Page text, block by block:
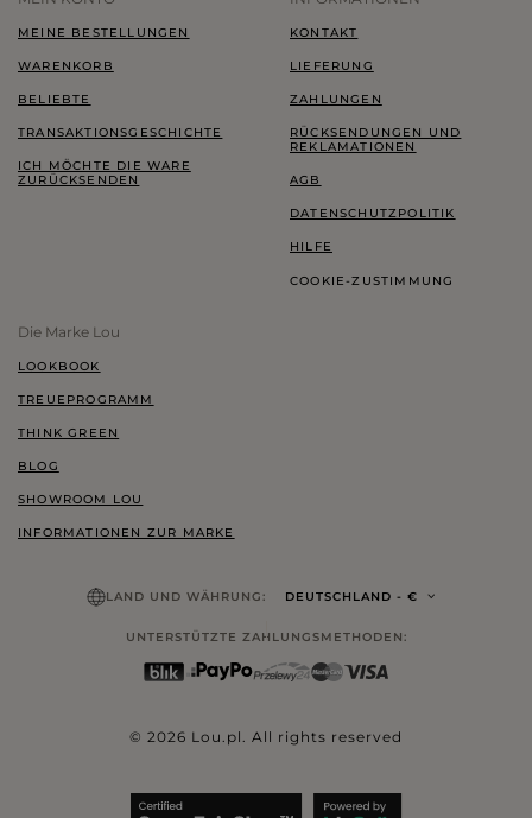
MEINE BESTELLUNGEN
WARENKORB
BELIEBTE
TRANSAKTIONSGESCHICHTE
ICH MÖCHTE DIE WARE
ZURÜCKSENDEN
KONTAKT
LIEFERUNG
ZAHLUNGEN
RÜCKSENDUNGEN UND
REKLAMATIONEN
AGB
DATENSCHUTZPOLITIK
HILFE
COOKIE-ZUSTIMMUNG
Die Marke Lou
LOOKBOOK
TREUEPROGRAMM
THINK GREEN
BLOG
SHOWROOM LOU
INFORMATIONEN ZUR MARKE
LAND UND WÄHRUNG: DEUTSCHLAND - €
UNTERSTÜTZTE ZAHLUNGSMETHODEN:
© 2026 Lou.pl. All rights reserved